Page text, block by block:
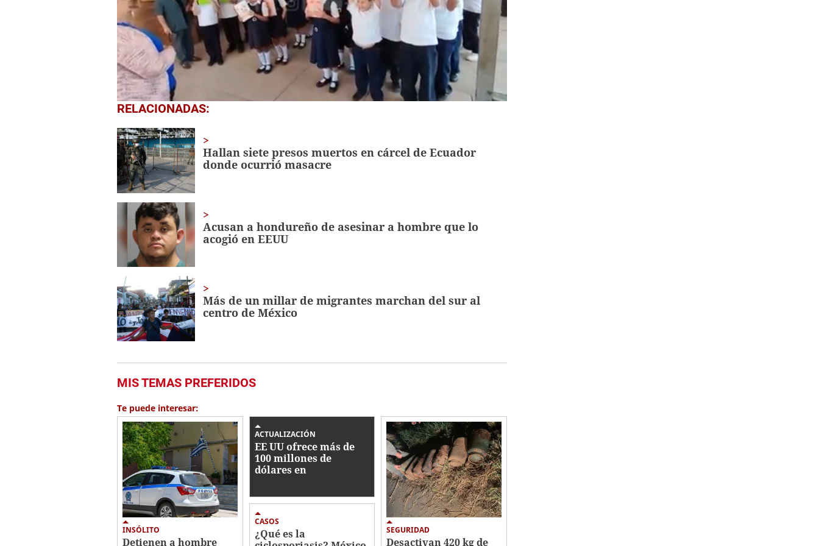
0
of
minute,
56
secondsVolume
0%
RELACIONADAS:
Hallan siete presos muertos en cárcel de Ecuador
donde ocurrió masacre
Acusan a hondureño de asesinar a hombre que lo
acogió en EEUU
Más de un millar de migrantes marchan del sur al
centro de México
MIS TEMAS PREFERIDOS
Te puede interesar:
INSÓLITO
Detienen a hombre
ACTUALIZACIÓN
EE UU ofrece más de
100 millones de
dólares en
Jalisco
CASOS
¿Qué es la
SEGURIDAD
Desactivan 420 kg de